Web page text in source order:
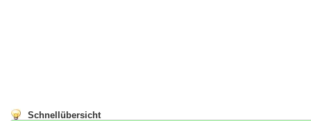
Schnellübersicht